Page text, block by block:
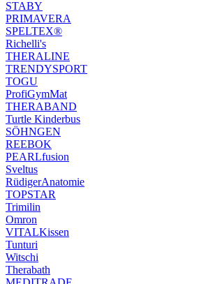
STABY
PRIMAVERA
SPELTEX®
Richelli's
THERALINE
TRENDYSPORT
TOGU
ProfiGymMat
THERABAND
Turtle Kinderbus
SÖHNGEN
REEBOK
PEARLfusion
Sveltus
RüdigerAnatomie
TOPSTAR
Trimilin
Omron
VITALKissen
Tunturi
Witschi
Therabath